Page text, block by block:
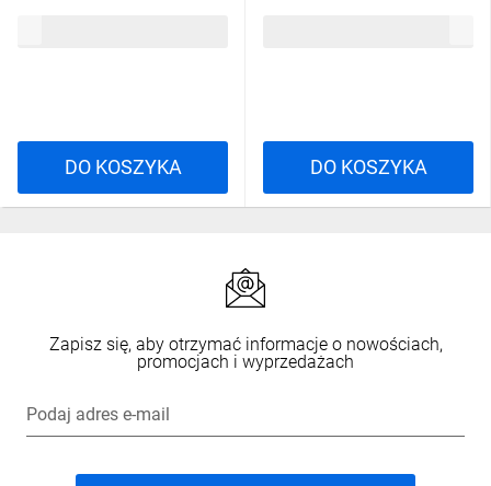
DO KOSZYKA DO KOSZYKA
Zapisz się, aby otrzymać informacje o nowościach,
promocjach i wyprzedażach
Podaj adres e-mail